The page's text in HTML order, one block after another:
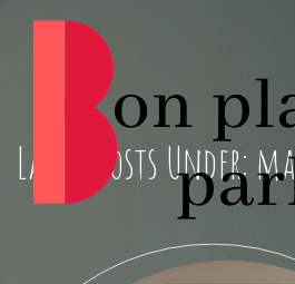
Latest Posts Under: